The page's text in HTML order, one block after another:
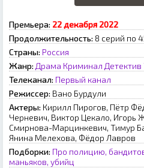
Премьера: 22 декабря 2022
Продолжительность: 8 серий по
Страны: Россия
Жанр: Драма Криминал Детектив
Телеканал: Первый канал
Режиссер: Вано Бурдули
Актеры: Кирилл Пирогов, Пётр
Черневич, Виктор Цекало, Игорь
Смирнова-Марцинкевич, Тимур
Янина Мелехова, Фёдор Лавров
Подборки: Про полицию,
маньяков, убийц